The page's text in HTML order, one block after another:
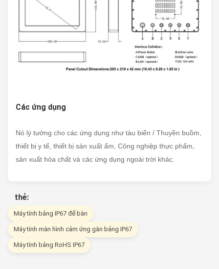
Các ứng dụng
Nó lý tưởng cho các ứng dụng như tàu biển / Thuyền buồm,
thiết bị y tế, thiết bị sản xuất ẩm, Công nghiệp thực phẩm,
sản xuất hóa chất và các ứng dụng ngoài trời khác.
thẻ:
Máy tính bảng IP67 để bàn
Máy tính màn hình cảm ứng gắn bảng IP67
Máy tính bảng RoHS IP67